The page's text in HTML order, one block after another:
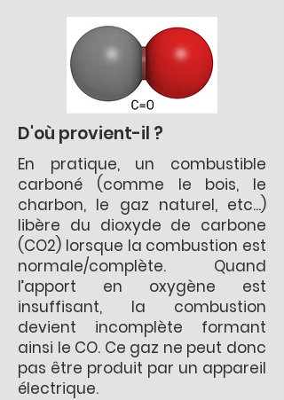
D'où provient-il ?
En pratique, un combustible
carboné (comme le bois, le
charbon, le gaz naturel, etc...)
libère du dioxyde de carbone
(CO2) lorsque la combustion est
normale/complète. Quand
l’apport en oxygène est
insuffisant, la combustion
devient incomplète formant
ainsi le CO. Ce gaz ne peut donc
pas être produit par un appareil
électrique.